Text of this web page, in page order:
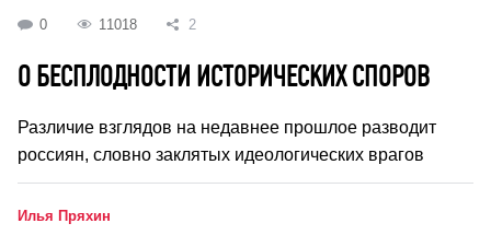
0 11018 2
О БЕСПЛОДНОСТИ ИСТОРИЧЕСКИХ СПОРОВ
Различие взглядов на недавнее прошлое разводит
россиян, словно заклятых идеологических врагов
Илья Пряхин